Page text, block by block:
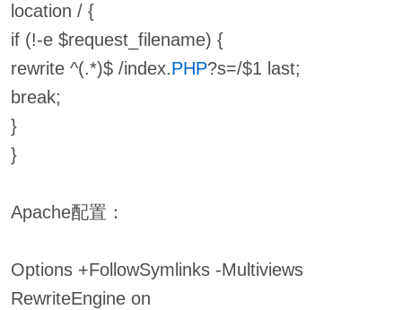
location / {
if (!-e $request_filename) {
rewrite ^(.*)$ /index.PHP?s=/$1 last;
break;
}
}
Apache配置：
Options +FollowSymlinks -Multiviews
RewriteEngine on